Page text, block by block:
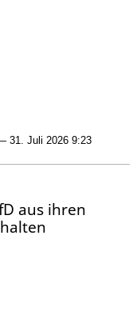
31. Juli 2026 9:23
aus ihren